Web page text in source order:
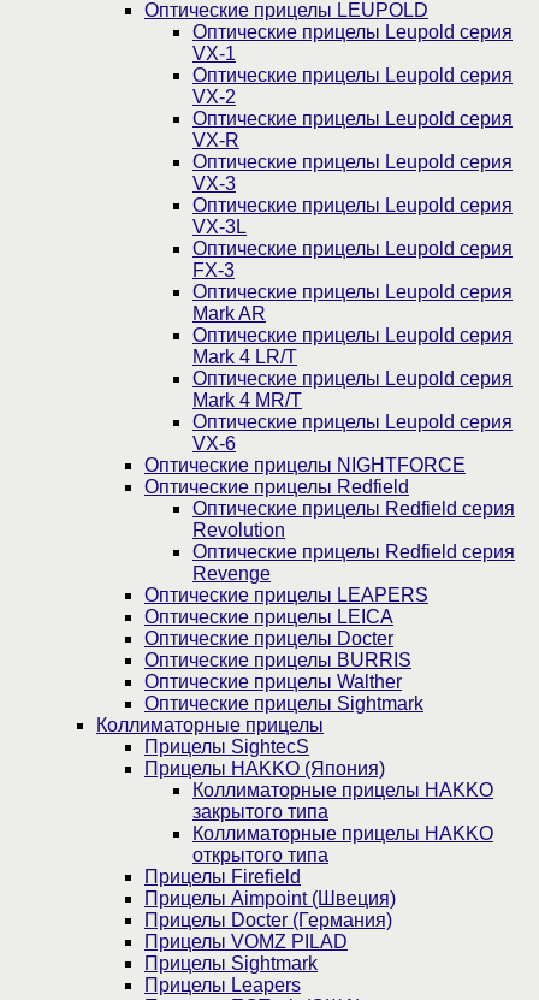
Оптические прицелы LEUPOLD
Оптические прицелы Leupold серия
VX-1
Оптические прицелы Leupold серия
VX-2
Оптические прицелы Leupold серия
VX-R
Оптические прицелы Leupold серия
VX-3
Оптические прицелы Leupold серия
VX-3L
Оптические прицелы Leupold серия
FX-3
Оптические прицелы Leupold серия
Mark AR
Оптические прицелы Leupold серия
Mark 4 LR/T
Оптические прицелы Leupold серия
Mark 4 MR/T
Оптические прицелы Leupold серия
VX-6
Оптические прицелы NIGHTFORCE
Оптические прицелы Redfield
Оптические прицелы Redfield серия
Revolution
Оптические прицелы Redfield серия
Revenge
Оптические прицелы LEAPERS
Оптические прицелы LEICA
Оптические прицелы Docter
Оптические прицелы BURRIS
Оптические прицелы Walther
Оптические прицелы Sightmark
Коллиматорные прицелы
Прицелы SightecS
Прицелы HAKKO (Япония)
Коллиматорные прицелы HAKKO
закрытого типа
Коллиматорные прицелы HAKKO
открытого типа
Прицелы Firefield
Прицелы Aimpoint (Швеция)
Прицелы Docter (Германия)
Прицелы VOMZ PILAD
Прицелы Sightmark
Прицелы Leapers